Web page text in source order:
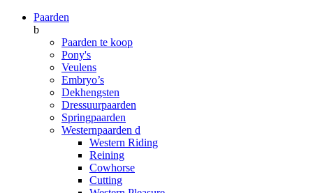
Paarden
b
Paarden te koop
Pony's
Veulens
Embryo’s
Dekhengsten
Dressuurpaarden
Springpaarden
Westernpaarden d
Western Riding
Reining
Cowhorse
Cutting